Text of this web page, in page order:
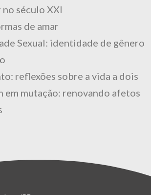
século XXI
de amar
Sexual: identidade de gênero
reflexões sobre a vida a dois
em mutação: renovando afetos